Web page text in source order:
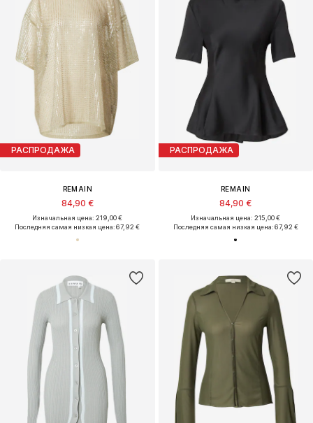
РАСПРОДАЖА
REMAIN
84,90 €
Изначальная цена: 219,00 €
Последняя самая низкая цена:67,92 €
РАСПРОДАЖА
REMAIN
84,90 €
Изначальная цена: 215,00 €
Последняя самая низкая цена:67,92 €